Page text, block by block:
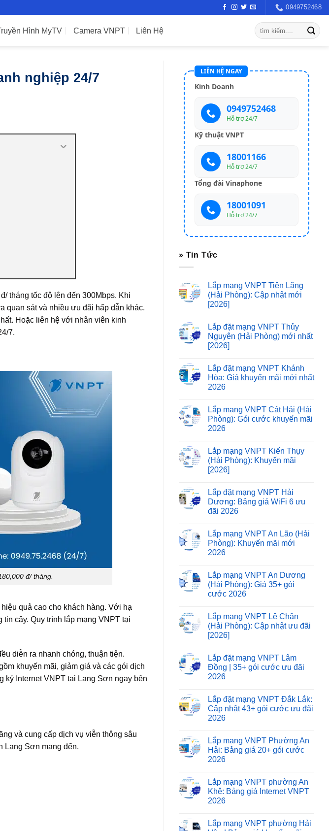
0949752468
Hình MyTV Camera VNPT Liên Hệ
nghiệp 24/7
tháng tốc độ lên đến 300Mbps. Khi
quan sát và nhiều ưu đãi hấp dẫn khác.
Hoặc liên hệ với nhân viên kinh
7.
đ/ tháng.
quả cao cho khách hàng. Với hạ
cậy. Quy trình lắp mạng VNPT tại
diễn ra nhanh chóng, thuận tiện.
khuyến mãi, giảm giá và các gói dịch
ký Internet VNPT tại Lạng Sơn ngay bên
và cung cấp dịch vụ viễn thông sâu
Lạng Sơn mang đến.
LIÊN HỆ NGAY
Kinh Doanh
0949752468
Hỗ trợ 24/7
Kỹ thuật VNPT
18001166
Hỗ trợ 24/7
Tổng đài Vinaphone
18001091
Hỗ trợ 24/7
» Tin Tức
Lắp mạng VNPT Tiên Lãng
(Hải Phòng): Cập nhật mới
[2026]
Lắp đặt mạng VNPT Thủy
Nguyên (Hải Phòng) mới nhất
[2026]
Lắp đặt mạng VNPT Khánh
Hòa: Giá khuyến mãi mới nhất
2026
Lắp mạng VNPT Cát Hải (Hải
Phòng): Gói cước khuyến mãi
2026
Lắp mạng VNPT Kiến Thụy
(Hải Phòng): Khuyến mãi
[2026]
Lắp đặt mạng VNPT Hải
Dương: Bảng giá WiFi 6 ưu
đãi 2026
Lắp mạng VNPT An Lão (Hải
Phòng): Khuyến mãi mới
2026
Lắp mạng VNPT An Dương
(Hải Phòng): Giá 35+ gói
cước 2026
Lắp mạng VNPT Lê Chân
(Hải Phòng): Cập nhật ưu đãi
[2026]
Lắp đặt mạng VNPT Lâm
Đồng | 35+ gói cước ưu đãi
2026
Lắp đặt mạng VNPT Đắk Lắk:
Cập nhật 43+ gói cước ưu đãi
2026
Lắp mạng VNPT Phường An
Hải: Bảng giá 20+ gói cước
2026
Lắp mạng VNPT phường An
Khê: Bảng giá Internet VNPT
2026
Lắp mạng VNPT phường Hải